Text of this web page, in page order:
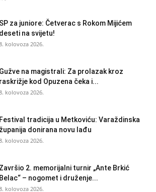
SP za juniore: Četverac s Rokom Mijićem
deseti na svijetu!
kolovoza 2026.
Gužve na magistrali: Za prolazak kroz
raskrižje kod Opuzena čeka i...
kolovoza 2026.
Festival tradicija u Metkoviću: Varaždinska
županija donirana novu lađu
kolovoza 2026.
Završio 2. memorijalni turnir „Ante Brkić
Belac“ – nogomet i druženje...
kolovoza 2026.